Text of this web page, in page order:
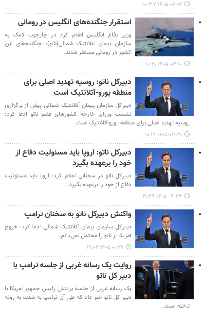
۱۴۰۵-۰۴-۰۴ ۰۰:۳۷
استقرار جنگنده‌های انگلیس در رومانی
وزیر دفاع انگلیس اعلام کرد در چارچوب کمک به
سازمان پیمان آتلانتیک شمالی(ناتو)، جنگنده‌های این
کشور در رومانی مستقر شدند.
۱۴۰۵-۰۳-۱۰ ۱۰:۲۱
دبیرکل ناتو: روسیه تهدید اصلی برای
منطقه یورو-آتلانتیک است
دبیرکل سازمان پیمان آتلانتیک شمالی پیش از برگزاری
نشست وزرای خارجه کشورهای عضو ناتو ادعا کرد:
روسیه تهدید اصلی برای منطقه یورو-آتلانتیک است.
۱۴۰۵-۰۲-۳۱ ۱۰:۲۱
دبیرکل ناتو: اروپا باید مسئولیت دفاع از
خود را برعهده بگیرد
دبیرکل ناتو در سخنانی اعلام کرد: اروپا باید مسئولیت
دفاع از خود را برعهده بگیرد.
۱۴۰۵-۰۲-۲۳ ۲۱:۲۹
واکنش دبیرکل ناتو به سخنان ترامپ
دبیرکل سازمان پیمان آتلانتیک شمالی ادعا کرد: خروج
آمریکا از ناتو را محتمل نمی‌دانم.
۱۴۰۵-۰۱-۲۹ ۱۹:۰۲
روایت یک رسانه غربی از جلسه ترامپ با
دبیر کل ناتو
یک رسانه غربی از جلسه پرتنش رئیس جمهور آمریکا با
دبیر کل ناتو خبر داد که طی آن ترامپ به شدت به روته
تاخته است.